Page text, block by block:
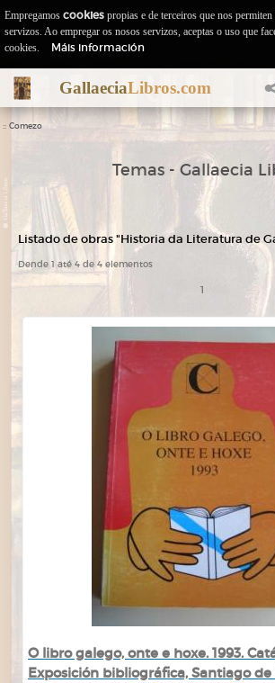
GallaeciaLibros.com
:: Comezo
Temas - Gallaecia
Listado de obras "Historia da Literatura de
Dende 1 até 4 de 4 elementos
1
O libro galego, onte e hoxe. 1993.
Exposición bibliográfica, Santiago
Empregamos cookies propias e de terceiros que nos
servizos. Ao empregar os nosos servizos, aceptas o uso que
cookies.
Máis información